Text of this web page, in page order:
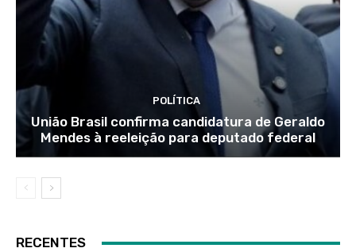
POLÍTICA
União Brasil confirma candidatura de Geraldo
Mendes à reeleição para deputado federal
RECENTES